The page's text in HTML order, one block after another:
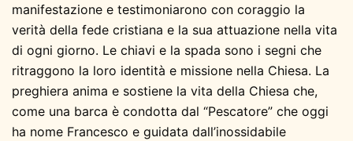
manifestazione e testimoniarono con coraggio la
verità della fede cristiana e la sua attuazione nella vita
di ogni giorno. Le chiavi e la spada sono i segni che
ritraggono la loro identità e missione nella Chiesa. La
preghiera anima e sostiene la vita della Chiesa che,
come una barca è condotta dal “Pescatore” che oggi
ha nome Francesco e guidata dall’inossidabile